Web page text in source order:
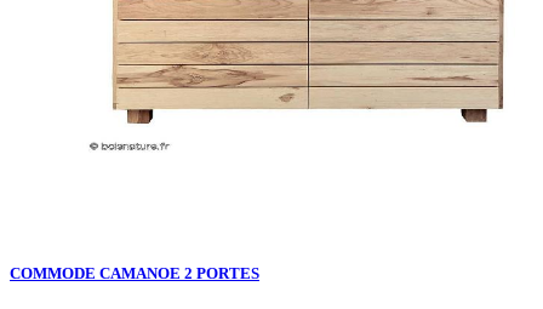
COMMODE CAMANOE 2 PORTES